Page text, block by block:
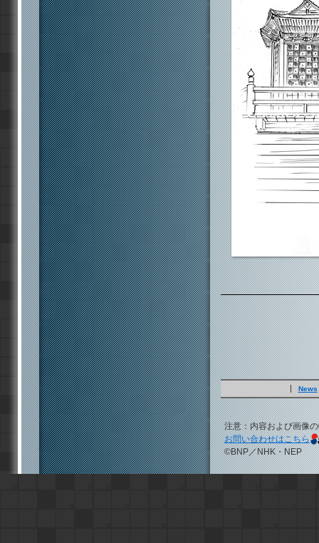
News
注意：内容および画像
お問い合わせはこちら
©BNP／NHK・NEP